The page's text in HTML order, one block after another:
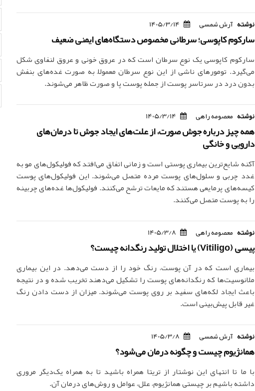
نوشته آرش شمسی 1405/3/14
سارکوم کاپوسی؛ سرطانی مخصوص دستگاه‌های ایمنی ضعیف
سارکوم کاپوسی یک نوع سرطان است که در عروق خونی و عروق لنفاوی شکل
می‌گیرد. تومورهای ناشی از این نوع سرطان معمولاً به صورت غده‌های بنفش
بدون درد در سرتاسر پوست از جمله پوست پا و صورت ظاهر می‌شوند.
نوشته معصومه راهی 1405/3/14
همه چیز درباره جوش صورت، از علت‌های ایجاد جوش تا درمان‌های
دارویی و خانگی
آکنه شایع‌ترین بیماری پوستی است و زمانی اتفاق می‌افتد که فولیکول‌های مو به
غدد چربی و سلول‌های پوست مرده متصل می‌شوند. این فولیکول‌های پوست
کیسه‌های پرمایعی هستند که مایعات ترشح می‌کنند. فولیکول‌ها غده‌های چربینه
را به پوست متصل می‌کنند.
نوشته معصومه راهی 1405/3/8
پیسی (Vitiligo) یا اختلال تولید رنگدانه چیست؟
بیماری است که در آن پوست، رنگ خود را از دست می‌دهد. در این بیماری
ملانوسیت‌ها که رنگدانه‌های پوست را تشکیل می‌دهند تخریب شده و در نتیجه
باعث ایجاد لکه‌های سفید بر روی پوست می‌شوند. میزان از دست دادن رنگ
غیر قابل پیش‌بینی است.
نوشته آرش شمسی 1405/3/8
همانژیوم چیست و چگونه درمان می‌شود؟
با ما تا انتهای این نوشتار از تریتا همراه باشید تا به همراه یک‌دیگر مروری
داشته باشیم بر چیستی همانژیوم، علل، عوامل و روش‌های درمان آن.